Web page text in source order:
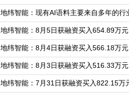
地纬智能：现有AI语料主要来自多年的行
地纬智能：8月5日获融资买入654.89万元
地纬智能：8月4日获融资买入566.18万元
地纬智能：8月3日获融资买入516.33万元
地纬智能：7月31日获融资买入822.15万